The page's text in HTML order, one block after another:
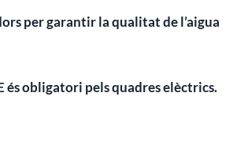
per garantir la qualitat de l’aigua
és obligatori pels quadres elèctrics.